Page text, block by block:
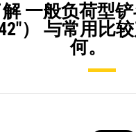
一般负荷型铲
） 与常用比
何。